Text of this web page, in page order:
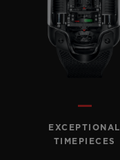
EXCEPTIONAL
TIMEPIECES